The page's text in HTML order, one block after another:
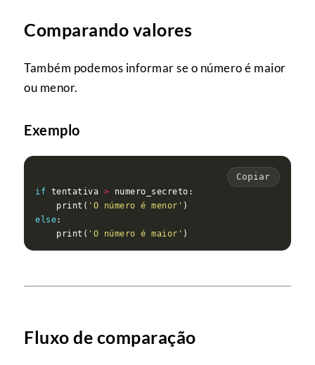
Comparando valores
Também podemos informar se o número é maior
ou menor.
Exemplo
Copiar
if tentativa >
    print(
'O número é menor'
else
    print(
'O número é maior'
Fluxo de comparação